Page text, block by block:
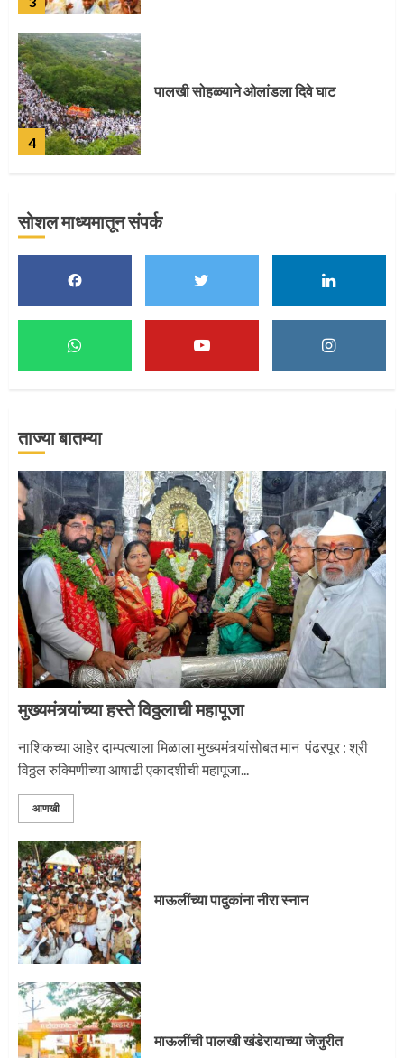
5
पुणेकरांकडून पालख्यांचे उत्साही स्वागत
मुख्यमंत्र्यांच्या हस्ते विठ्ठलाची महापूजा
माऊलींच्या पादुकांना नीरा स्नान
3
माऊलींची पालखी खंडेरायाच्या जेजुरीत
सोशल माध्यमातून संपर्क
ताज्या बातम्या
मुख्यमंत्र्यांच्या हस्ते विठ्ठलाची महापूजा
नाशिकच्या आहेर दाम्पत्याला मिळाला मुख्यमंत्र्यांसोबत मान पंढरपूर : श्री
विठ्ठल रुक्मिणीच्या आषाढी एकादशीची महापूजा...
आणखी
माऊलींच्या पादुकांना नीरा स्नान
माऊलींची पालखी खंडेरायाच्या जेजुरीत